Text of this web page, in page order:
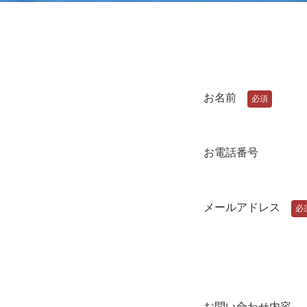
お名前 必須
お電話番号
メールアドレス 必